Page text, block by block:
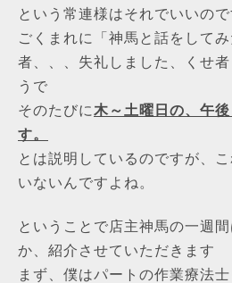
という常連様はそれでいいの
ごくまれに「神馬と話をして
者、、、失礼しました、くせ
うで
そのたびに木～土曜日の、午
す。
とは説明しているのですが、
いないんですよね。
ということで店主神馬の一週
か、紹介させていただきます
まず、僕はパートの作業療法